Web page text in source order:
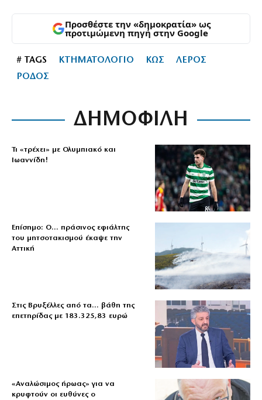
Προσθέστε την «δημοκρατία» ως
προτιμώμενη πηγή στην Google
# TAGS ΚΤΗΜΑΤΟΛΟΓΙΟ ΚΩΣ
ΛΕΡΟΣ
ΡΟΔΟΣ
ΔΗΜΟΦΙΛΗ
Τι «τρέχει» με Ολυμπιακό και
Ιωαννίδη!
Επίσημο: Ο… πράσινος εφιάλτης
του μητσοτακισμού έκαψε την
Αττική
Στις Βρυξέλλες από τα… βάθη της
επετηρίδας με 183.325,83 ευρώ
«Aναλώσιμος ήρωας» για να
κρυφτούν οι ευθύνες ο